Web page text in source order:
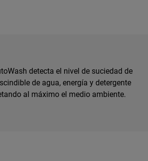
detecta el nivel de suciedad de
de agua, energía y detergente
al máximo el medio ambiente.